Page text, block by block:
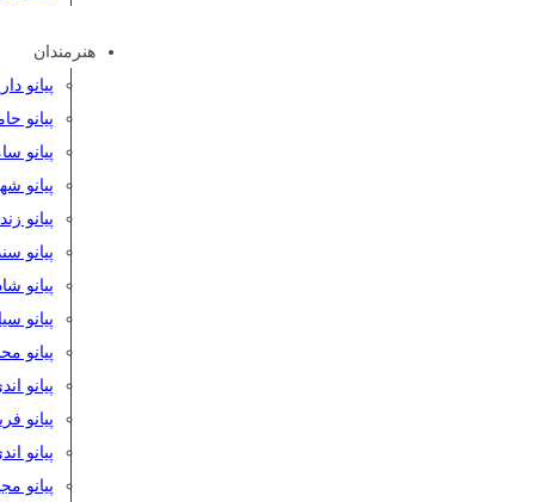
هنرمندان
پیانو
پیانو
پیانو
پیانو
پیانو
پیانو
پیانو
پیانو
پیانو
پیانو
پیانو
پیانو
پیانو